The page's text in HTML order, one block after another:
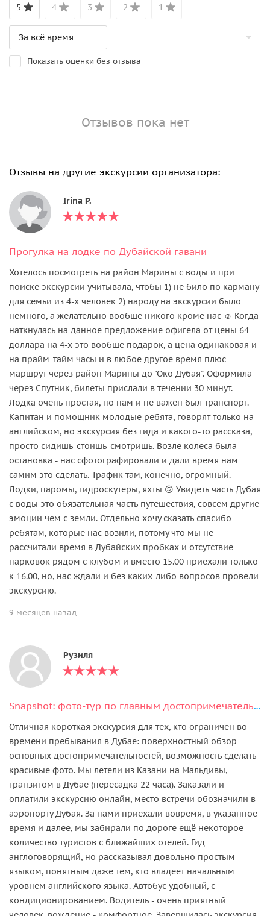
5 4 3 2 1
Показать оценки без отзыва
Отзывов пока нет
Отзывы на другие экскурсии организатора:
Irina P.
Прогулка на лодке по Дубайской гавани
Хотелось посмотреть на район Марины с воды и при
поиске экскурсии учитывала, чтобы 1) не било по карману
для семьи из 4-х человек 2) народу на экскурсии было
немного, а желательно вообще никого кроме нас ☺️ Когда
наткнулась на данное предложение офигела от цены 64
доллара на 4-х это вообще подарок, а цена одинаковая и
на прайм-тайм часы и в любое другое время плюс
маршрут через район Марины до "Око Дубая". Оформила
через Спутник, билеты прислали в течении 30 минут.
Лодка очень простая, но нам и не важен был транспорт.
Капитан и помощник молодые ребята, говорят только на
английском, но экскурсия без гида и какого-то рассказа,
просто сидишь-стоишь-смотришь. Возле колеса была
остановка - нас сфотографировали и дали время нам
самим это сделать. Трафик там, конечно, огромный.
Лодки, паромы, гидроскутеры, яхты 🙃 Увидеть часть Дубая
с воды это обязательная часть путешествия, совсем другие
эмоции чем с земли. Отдельно хочу сказать спасибо
ребятам, которые нас возили, потому что мы не
рассчитали время в Дубайских пробках и отсутствие
парковок рядом с клубом и вместо 15.00 приехали только
к 16.00, но, нас ждали и без каких-либо вопросов провели
экскурсию.
9 месяцев назад
Рузиля
Snapshot: фото-тур по главным достопримечательностям Дубая
Отличная короткая экскурсия для тех, кто ограничен во
времени пребывания в Дубае: поверхностный обзор
основных достопримечательностей, возможность сделать
красивые фото. Мы летели из Казани на Мальдивы,
транзитом в Дубае (пересадка 22 часа). Заказали и
оплатили экскурсию онлайн, место встречи обозначили в
аэропорту Дубая. За нами приехали вовремя, в указанное
время и далее, мы забирали по дороге ещё некоторое
количество туристов с ближайших отелей. Гид
англоговорящий, но рассказывал довольно простым
языком, понятным даже тем, кто владеет начальным
уровнем английского языка. Автобус удобный, с
кондиционированием. Водитель - очень приятный